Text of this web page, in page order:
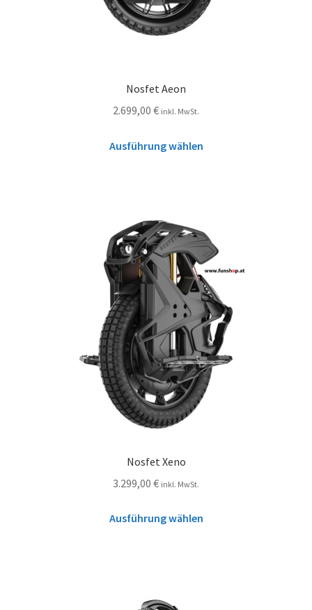
Nosfet Aeon
2.699,00 € inkl. MwSt.
Ausführung wählen
Nosfet Xeno
3.299,00 € inkl. MwSt.
Ausführung wählen